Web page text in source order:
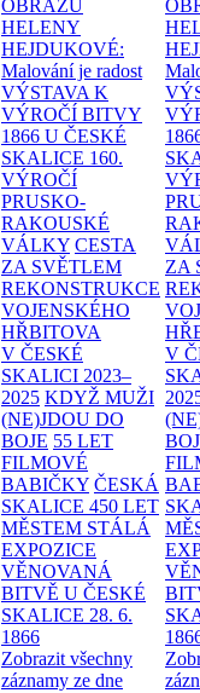
OBRAZŮ
HELENY
HEJDUKOVÉ:
Malování je radost
VÝSTAVA K
VÝROČÍ BITVY
1866 U ČESKÉ
SKALICE 160.
VÝROČÍ
PRUSKO-
RAKOUSKÉ
VÁLKY CESTA
ZA SVĚTLEM
REKONSTRUKCE
VOJENSKÉHO
HŘBITOVA
V ČESKÉ
SKALICI 2023–
2025 KDYŽ MUŽI
(NE)JDOU DO
BOJE 55 LET
FILMOVÉ
BABIČKY ČESKÁ
SKALICE 450 LET
MĚSTEM STÁLÁ
EXPOZICE
VĚNOVANÁ
BITVĚ U ČESKÉ
SKALICE 28. 6.
1866
Zobrazit všechny
záznamy ze dne
ZA
V